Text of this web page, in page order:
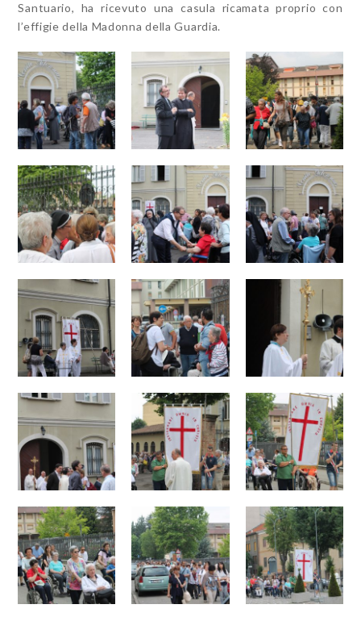
Santuario, ha ricevuto una casula ricamata proprio con
l’effigie della Madonna della Guardia.